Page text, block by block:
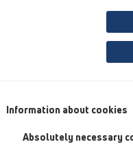
Information about cookies
Absolutely necessary